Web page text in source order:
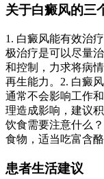
关于白癜风的三
1. 白癜风能有效治
极治疗是可以尽量
和控制，力求将病
再生能力。2. 白癜
通常不会影响工作
理造成影响，建议
饮食需要注意什么
食物，适当吃富含
患者生活建议